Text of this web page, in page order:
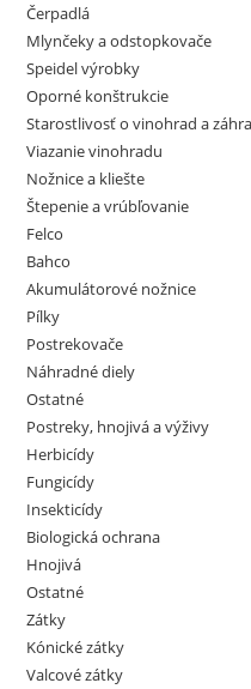
Čerpadlá
Mlynčeky a odstopkovače
Speidel výrobky
Oporné konštrukcie
Starostlivosť o vinohrad a
Viazanie vinohradu
Nožnice a kliešte
Štepenie a vrúbľovanie
Felco
Bahco
Akumulátorové nožnice
Pílky
Postrekovače
Náhradné diely
Ostatné
Postreky, hnojivá a výživy
Herbicídy
Fungicídy
Insekticídy
Biologická ochrana
Hnojivá
Ostatné
Zátky
Kónické zátky
Valcové zátky